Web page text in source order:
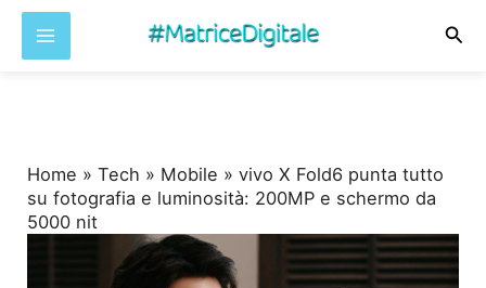
Home »Tech » Mobile »vivo X Fold6 punta tutto
su fotografia e luminosità: 200MP e schermo da
5000 nit